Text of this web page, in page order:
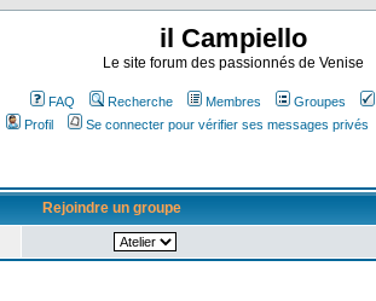
il Campiello
Le site forum des passionnés de Venise
FAQ Recherche Membres Groupes
Profil
Se connecter pour vérifier ses messages privés
Rejoindre un groupe